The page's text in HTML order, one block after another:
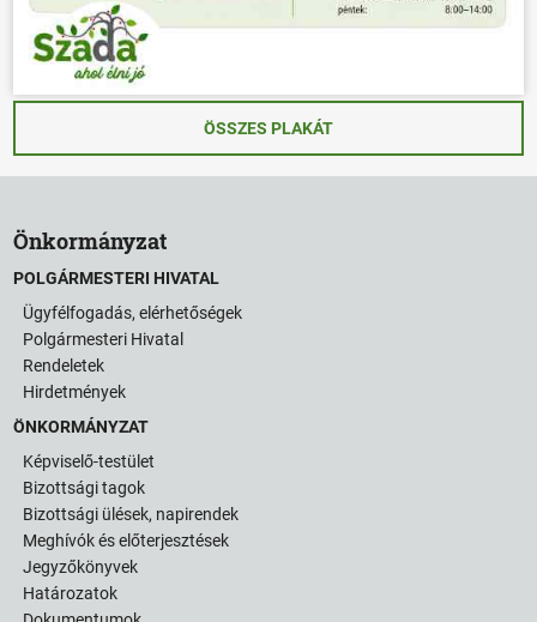
ÖSSZES PLAKÁT
Önkormányzat
POLGÁRMESTERI HIVATAL
Ügyfélfogadás, elérhetőségek
Polgármesteri Hivatal
Rendeletek
Hirdetmények
ÖNKORMÁNYZAT
Képviselő-testület
Bizottsági tagok
Bizottsági ülések, napirendek
Meghívók és előterjesztések
Jegyzőkönyvek
Határozatok